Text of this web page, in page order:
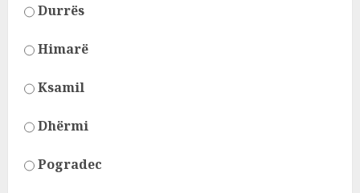
Durrës
Himarë
Ksamil
Dhërmi
Pogradec